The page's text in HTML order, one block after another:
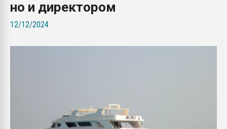
но и директором
12/12/2024